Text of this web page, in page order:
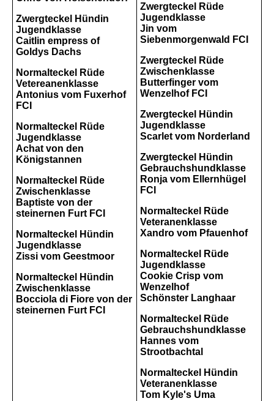
Zwergteckel Hündin
Jugendklasse
Caitlin empress of
Goldys Dachs
Normalteckel Rüde
Vetereanenklasse
Antonius vom Fuxerhof
FCI
Normalteckel Rüde
Jugendklasse
Achat von den
Königstannen
Normalteckel Rüde
Zwischenklasse
Baptiste von der
steinernen Furt FCI
Normalteckel Hündin
Jugendklasse
Zissi vom Geestmoor
Normalteckel Hündin
Zwischenklasse
Bocciola di Fiore von der
steinernen Furt FCI
Zwergteckel Rüde
Jugendklasse
Jin vom
Siebenmorgenwald FCI
Zwergteckel Rüde
Zwischenklasse
Butterfinger vom
Wenzelhof FCI
Zwergteckel Hündin
Jugendklasse
Scarlet vom Norderland
Zwergteckel Hündin
Gebrauchshundklasse
Ronja vom Ellernhügel
FCI
Normalteckel Rüde
Veteranenklasse
Xandro vom Pfauenhof
Normalteckel Rüde
Jugendklasse
Cookie Crisp vom
Wenzelhof
Schönster Langhaar
Normalteckel Rüde
Gebrauchshundklasse
Hannes vom
Strootbachtal
Normalteckel Hündin
Veteranenklasse
Tom Kyle's Uma